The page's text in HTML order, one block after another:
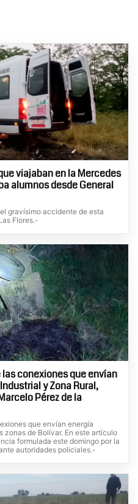
viajaban en la Mercedes
alumnos desde General
gravísimo accidente de esta
Flores.-
conexiones que envían
y Zona Rural,
Pérez de la
que envían energía
de Bolívar. En este artículo
formulada este domingo por la
autoridades policiales.-